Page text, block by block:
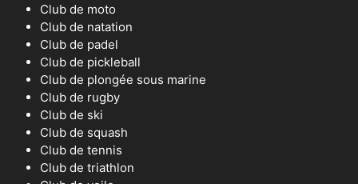
Club de moto
Club de natation
Club de padel
Club de pickleball
Club de plongée sous marine
Club de rugby
Club de ski
Club de squash
Club de tennis
Club de triathlon